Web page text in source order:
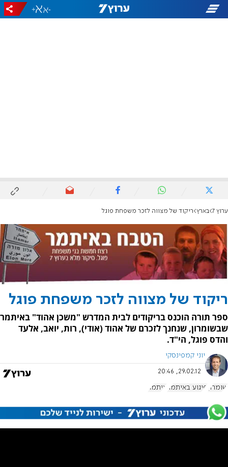
-
+
ערוץ 7 בארץ ריקוד של מצווה לזכר משפחת פוגל
ריקוד של מצווה לזכר משפחת פוגל
ספר תורה הוכנס בריקודים לבית המדרש "משכן אהוד" באיתמר
שבשומרון, שנחנך לזכרם של אהוד (אודי), רות, יואב, אלעד
והדס פוגל, הי"ד.
יוני קמפינסקי
29.02.12, 20:46
שומרון פיגוע באיתמר איתמר